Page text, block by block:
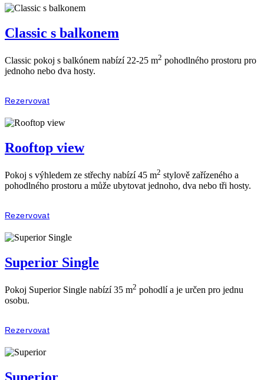
Classic s balkonem
Classic pokoj s balkónem nabízí 22-25 m2 pohodlného prostoru pro
jednoho nebo dva hosty.
Rezervovat
Rooftop view
Pokoj s výhledem ze střechy nabízí 45 m2 stylově zařízeného a
pohodlného prostoru a může ubytovat jednoho, dva nebo tři hosty.
Rezervovat
Superior Single
Pokoj Superior Single nabízí 35 m2 pohodlí a je určen pro jednu
osobu.
Rezervovat